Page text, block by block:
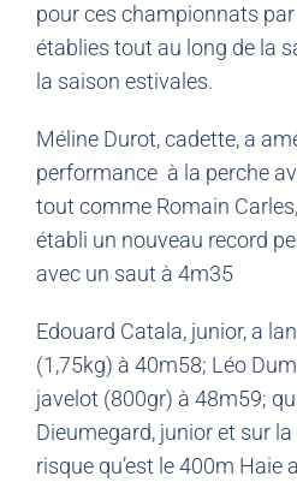
pour ces championnats
établies tout au long de la
la saison estivales.
Méline Durot, cadette, a
performance à la perche
tout comme Romain
établi un nouveau record
avec un saut à 4m35
Edouard Catala, junior, a
(1,75kg) à 40m58; Léo
javelot (800gr) à 48m59;
Dieumegard, junior et sur
risque qu’est le 400m Haie